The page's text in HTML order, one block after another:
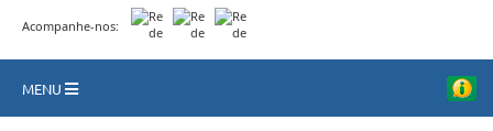
Acompanhe-nos:
MENU